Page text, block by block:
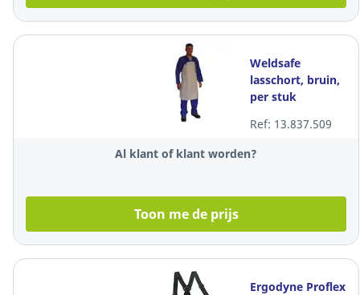
Weldsafe
lasschort, bruin,
per stuk
Ref: 13.837.509
Al klant of klant worden?
Toon me de prijs
Ergodyne Proflex